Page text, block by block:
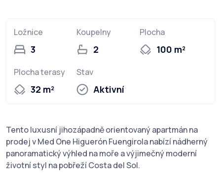
Ložnice
3
Koupelny
2
Plocha
100 m²
Plocha terasy
32 m²
Stav
Aktivní
Tento luxusní jihozápadně orientovaný apartmán na
prodej v Med One Higuerón Fuengirola nabízí nádherný
panoramatický výhled na moře a výjimečný moderní
životní styl na pobřeží Costa del Sol.